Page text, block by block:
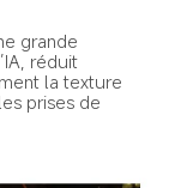
grande
réduit
la texture
prises de